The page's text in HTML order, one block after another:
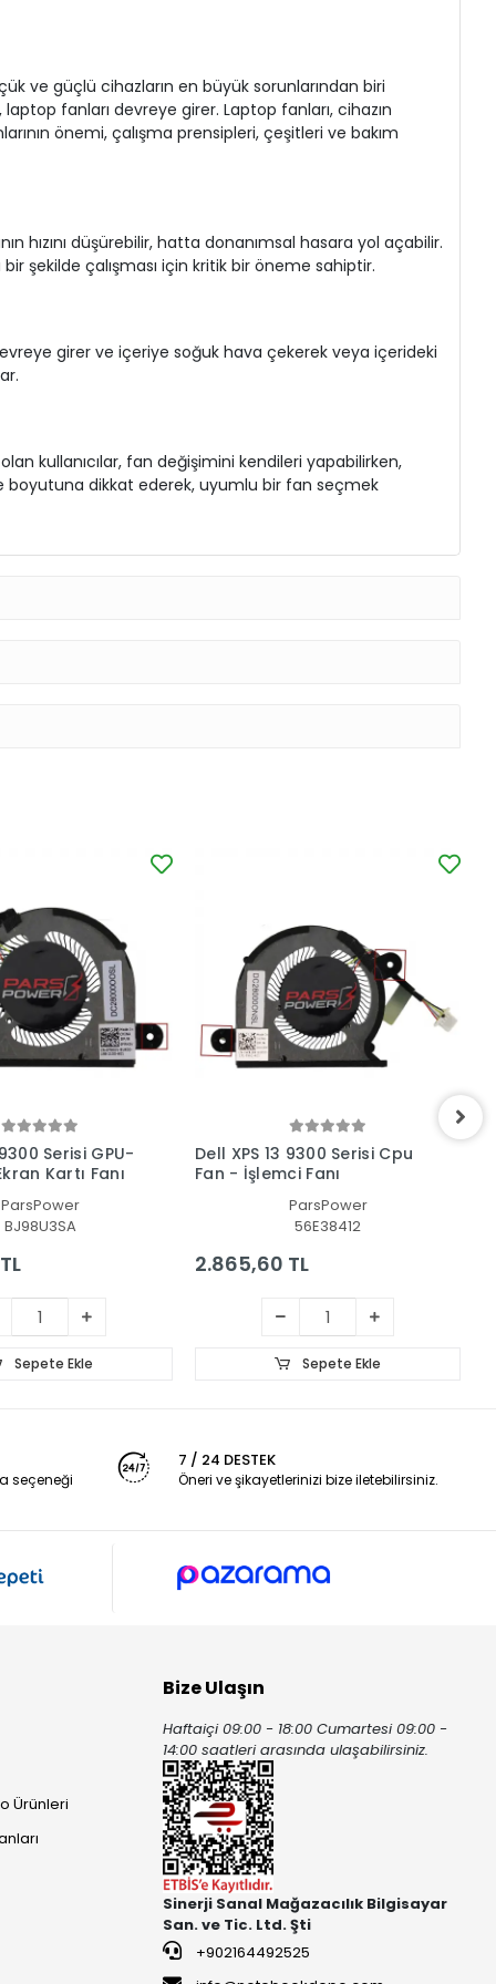
ve güçlü cihazların en büyük sorunlarından biri
fanları devreye girer. Laptop fanları, cihazın
önemi, çalışma prensipleri, çeşitleri ve bakım
hızını düşürebilir, hatta donanımsal hasara yol açabilir.
bir şekilde çalışması için kritik bir öneme sahiptir.
girer ve içeriye soğuk hava çekerek veya içerideki
kullanıcılar, fan değişimini kendileri yapabilirken,
boyutuna dikkat ederek, uyumlu bir fan seçmek
Serisi GPU-
Kartı Fanı
ParsPower
BJ98U3SA
Sepete Ekle
Dell XPS 13 9300 Serisi Cpu
Fan - İşlemci Fanı
ParsPower
56E38412
2.865,60 TL
Sepete Ekle
seçeneği
7 / 24 DESTEK
Öneri ve şikayetlerinizi bize iletebilirsiniz.
Ürünleri
Bize Ulaşın
Haftaiçi 09:00 - 18:00 Cumartesi 09:00 -
14:00 saatleri arasında ulaşabilirsiniz.
Sinerji Sanal Mağazacılık Bilgisayar
San. ve Tic. Ltd. Şti
+902164492525